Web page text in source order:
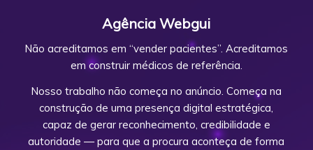
Agência Webgui
Não acreditamos em “vender pacientes”. Acreditamos
em construir médicos de referência.
Nosso trabalho não começa no anúncio. Começa na
construção de uma presença digital estratégica,
capaz de gerar reconhecimento, credibilidade e
autoridade — para que a procura aconteça de forma